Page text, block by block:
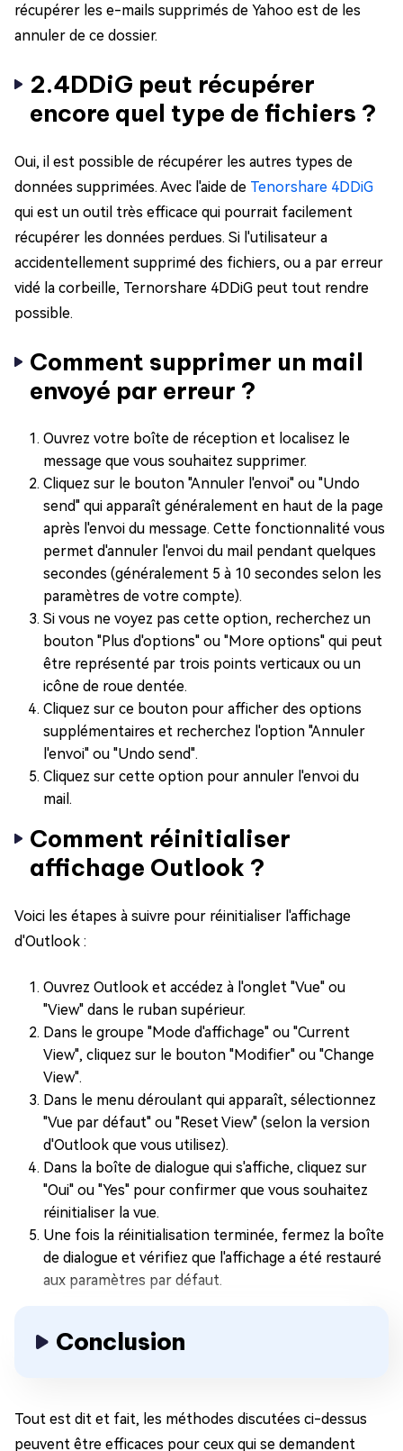
récupérer les e-mails supprimés de Yahoo est de les
annuler de ce dossier.
2.4DDiG peut récupérer
encore quel type de fichiers ?
Oui, il est possible de récupérer les autres types de
données supprimées. Avec l'aide de Tenorshare 4DDiG
qui est un outil très efficace qui pourrait facilement
récupérer les données perdues. Si l'utilisateur a
accidentellement supprimé des fichiers, ou a par erreur
vidé la corbeille, Ternorshare 4DDiG peut tout rendre
possible.
Comment supprimer un mail
envoyé par erreur ?
Ouvrez votre boîte de réception et localisez le
message que vous souhaitez supprimer.
Cliquez sur le bouton "Annuler l'envoi" ou "Undo
send" qui apparaît généralement en haut de la page
après l'envoi du message. Cette fonctionnalité vous
permet d'annuler l'envoi du mail pendant quelques
secondes (généralement 5 à 10 secondes selon les
paramètres de votre compte).
Si vous ne voyez pas cette option, recherchez un
bouton "Plus d'options" ou "More options" qui peut
être représenté par trois points verticaux ou un
icône de roue dentée.
Cliquez sur ce bouton pour afficher des options
supplémentaires et recherchez l'option "Annuler
l'envoi" ou "Undo send".
Cliquez sur cette option pour annuler l'envoi du
mail.
Comment réinitialiser
affichage Outlook ?
Voici les étapes à suivre pour réinitialiser l'affichage
d'Outlook :
Ouvrez Outlook et accédez à l'onglet "Vue" ou
"View" dans le ruban supérieur.
Dans le groupe "Mode d'affichage" ou "Current
View", cliquez sur le bouton "Modifier" ou "Change
View".
Dans le menu déroulant qui apparaît, sélectionnez
"Vue par défaut" ou "Reset View" (selon la version
d'Outlook que vous utilisez).
Dans la boîte de dialogue qui s'affiche, cliquez sur
"Oui" ou "Yes" pour confirmer que vous souhaitez
réinitialiser la vue.
Une fois la réinitialisation terminée, fermez la boîte
de dialogue et vérifiez que l'affichage a été restauré
aux paramètres par défaut.
Conclusion
Tout est dit et fait, les méthodes discutées ci-dessus
peuvent être efficaces pour ceux qui se demandent